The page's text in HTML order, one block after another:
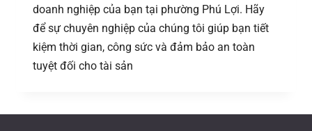
doanh nghiệp của bạn tại phường Phú Lợi. Hãy
để sự chuyên nghiệp của chúng tôi giúp bạn tiết
kiệm thời gian, công sức và đảm bảo an toàn
tuyệt đối cho tài sản